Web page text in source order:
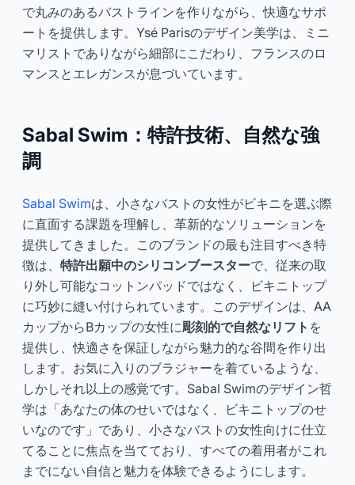
で丸みのあるバストラインを作りながら、快適なサポ
ートを提供します。Ysé Parisのデザイン美学は、ミニ
マリストでありながら細部にこだわり、フランスのロ
マンスとエレガンスが息づいています。
Sabal Swim：特許技術、自然な強
調
Sabal Swimは、小さなバストの女性がビキニを選ぶ際
に直面する課題を理解し、革新的なソリューションを
提供してきました。このブランドの最も注目すべき特
徴は、 特許出願中のシリコンブースターで、従来の取
り外し可能なコットンパッドではなく、ビキニトップ
に巧妙に縫い付けられています。このデザインは、AA
カップからBカップの女性に彫刻的で自然なリフト を
提供し、快適さを保証しながら魅力的な谷間を作り出
します。お気に入りのブラジャーを着ているような、
しかしそれ以上の感覚です。Sabal Swimのデザイン哲
学は「あなたの体のせいではなく、ビキニトップのせ
いなのです」であり、小さなバストの女性向けに仕立
てることに焦点を当てており、すべての着用者がこれ
までにない自信と魅力を体験できるようにします。